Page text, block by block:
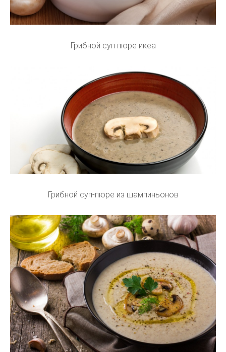
Грибной суп пюре икеа
Грибной суп-пюре из шампиньонов